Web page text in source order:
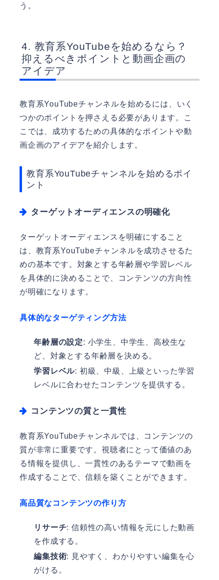
う。
教育系YouTubeを始めるなら？
抑えるべきポイントと動画企画の
アイデア
教育系YouTubeチャンネルを始めるには、いく
つかのポイントを押さえる必要があります。こ
こでは、成功するための具体的なポイントや動
画企画のアイデアを紹介します。
教育系YouTubeチャンネルを始めるポイ
ント
ターゲットオーディエンスの明確化
ターゲットオーディエンスを明確にすること
は、教育系YouTubeチャンネルを成功させるた
めの基本です。対象とする年齢層や学習レベル
を具体的に決めることで、コンテンツの方向性
が明確になります。
具体的なターゲティング方法
年齢層の設定: 小学生、中学生、高校生な
ど、対象とする年齢層を決める。
学習レベル: 初級、中級、上級といった学習
レベルに合わせたコンテンツを提供する。
コンテンツの質と一貫性
教育系YouTubeチャンネルでは、コンテンツの
質が非常に重要です。視聴者にとって価値のあ
る情報を提供し、一貫性のあるテーマで動画を
作成することで、信頼を築くことができます。
高品質なコンテンツの作り方
リサーチ: 信頼性の高い情報を元にした動画
を作成する。
編集技術: 見やすく、わかりやすい編集を心
がける。